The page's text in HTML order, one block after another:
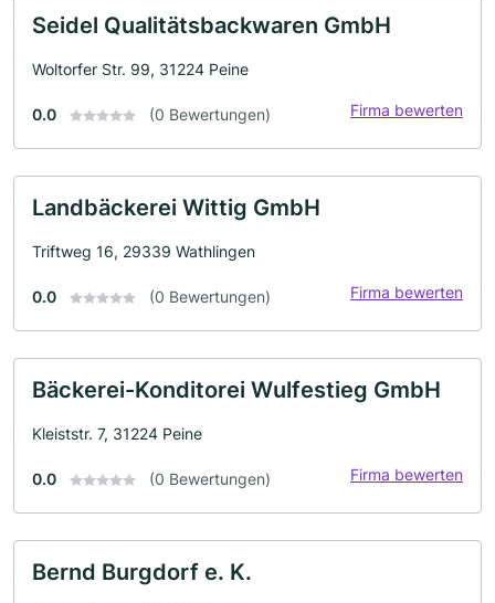
Seidel Qualitätsbackwaren GmbH
Woltorfer Str. 99, 31224 Peine
0.0 (0 Bewertungen) Firma bewerten
Landbäckerei Wittig GmbH
Triftweg 16, 29339 Wathlingen
0.0 (0 Bewertungen) Firma bewerten
Bäckerei-Konditorei Wulfestieg GmbH
Kleiststr. 7, 31224 Peine
0.0 (0 Bewertungen) Firma bewerten
Bernd Burgdorf e. K.